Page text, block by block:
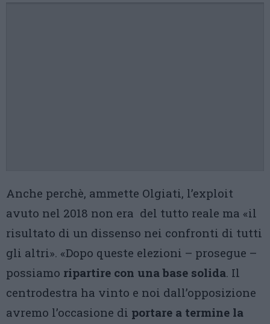
Anche perchè, ammette Olgiati, l’exploit
avuto nel 2018 non era del tutto reale ma «il
risultato di un dissenso nei confronti di tutti
gli altri». «Dopo queste elezioni – prosegue –
possiamo ripartire con una base solida. Il
centrodestra ha vinto e noi dall’opposizione
avremo l’occasione di portare a termine la